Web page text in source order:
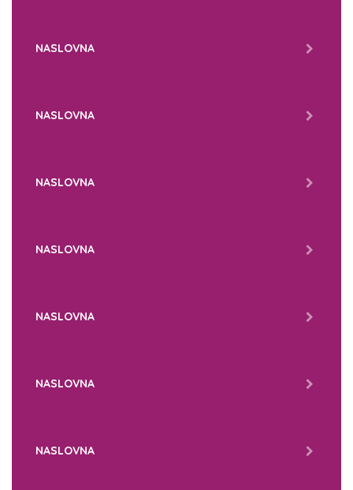
NASLOVNA
NASLOVNA
NASLOVNA
NASLOVNA
NASLOVNA
NASLOVNA
NASLOVNA